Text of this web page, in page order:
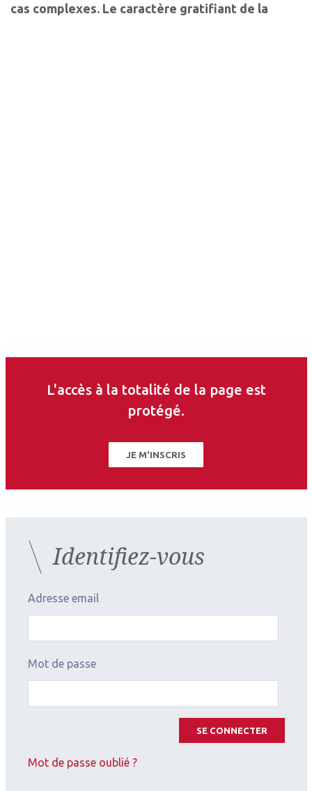
cas complexes. Le caractère gratifiant de la
L'accès à la totalité de la page est
protégé.
JE M'INSCRIS
Identifiez-vous
Adresse email
Mot de passe
SE CONNECTER
Mot de passe oublié ?